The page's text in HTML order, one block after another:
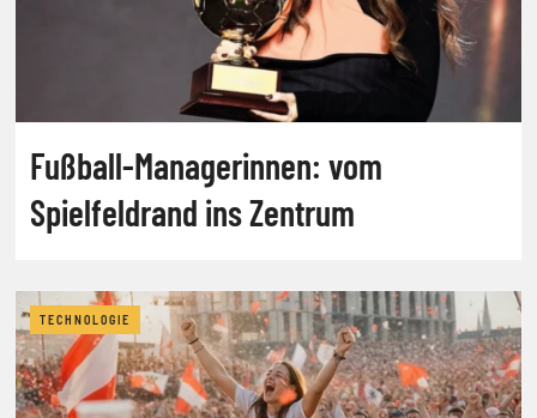
Fußball-Managerinnen: vom
Spielfeldrand ins Zentrum
TECHNOLOGIE